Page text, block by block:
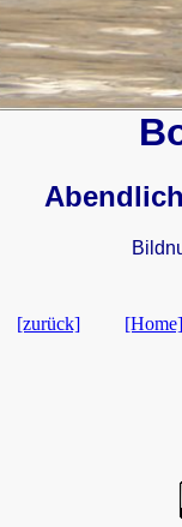
[zurück] [Home]